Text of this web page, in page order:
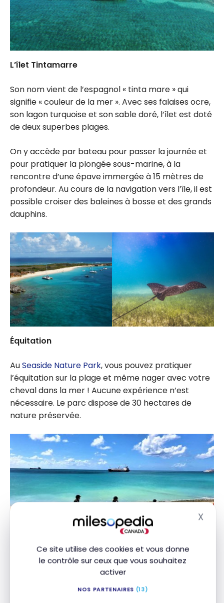
Ce site utilise des cookies et vous donne
le contrôle sur ceux que vous souhaitez
activer
NOS PARTENAIRES (13)
X
L’îlet Tintamarre
Son nom vient de l’espagnol « tinta mare » qui
signifie « couleur de la mer ». Avec ses falaises ocre,
son lagon turquoise et son sable doré, l’îlet est doté
de deux superbes plages.
On y accède par bateau pour passer la journée et
pour pratiquer la plongée sous-marine, à la
rencontre d’une épave immergée à 15 mètres de
profondeur. Au cours de la navigation vers l’île, il est
possible croiser des baleines à bosse et des grands
dauphins.
Équitation
AuSeaside Nature Park, vous pouvez pratiquer
l’équitation sur la plage et même nager avec votre
cheval dans la mer ! Aucune expérience n’est
nécessaire. Le parc dispose de 30 hectares de
nature préservée.
Assister à un festival
Plusieurs festivals sont organisés à travers l’île. Voici